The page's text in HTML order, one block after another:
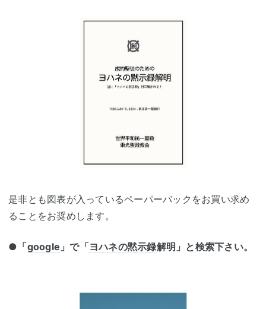
是非とも図表が入っているペーパーバックをお買い求め
ることをお奨めします。
●「google 」で「ヨハネの黙示録解明」と検索下さい。